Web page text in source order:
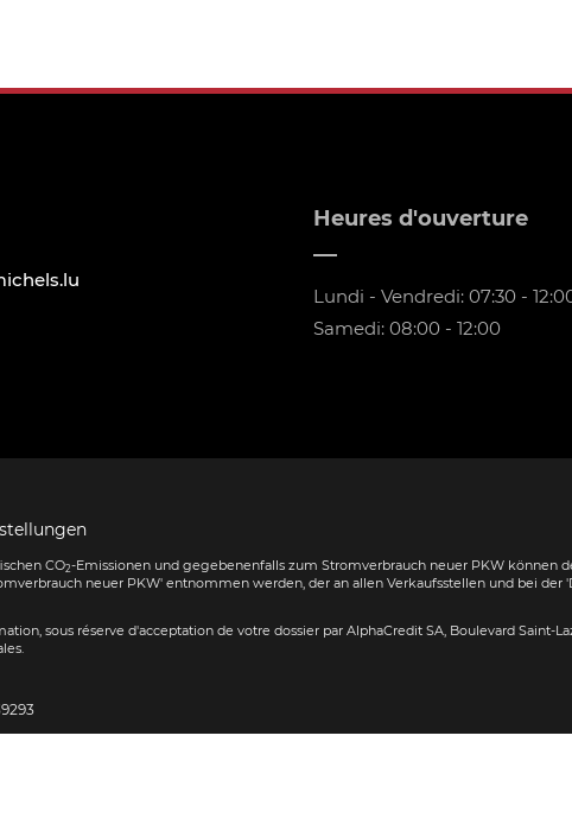
Heures d'ouverture
Lundi - Vendredi: 07:30 -
Samedi: 08:00 - 12:00
CO2-Emissionen und gegebenenfalls zum Stromverbrauch neuer PKW können
neuer PKW' entnommen werden, der an allen Verkaufsstellen und bei der
sous réserve d'acceptation de votre dossier par AlphaCredit SA, Boulevard Saint-